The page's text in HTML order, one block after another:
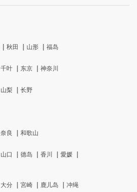
秋田 山形
福岛
千叶 东京
神奈川
山梨
长野
奈良
和歌山
山口 德岛 香川
愛媛
大分 宮崎 鹿儿岛 冲绳